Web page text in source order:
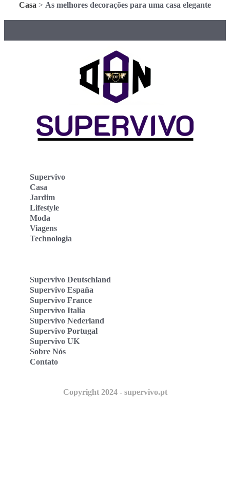
Casa > As melhores decorações para uma casa elegante
Supervivo
Casa
Jardim
Lifestyle
Moda
Viagens
Technologia
Supervivo Deutschland
Supervivo España
Supervivo France
Supervivo Italia
Supervivo Nederland
Supervivo Portugal
Supervivo UK
Sobre Nós
Contato
Copyright 2024 - supervivo.pt